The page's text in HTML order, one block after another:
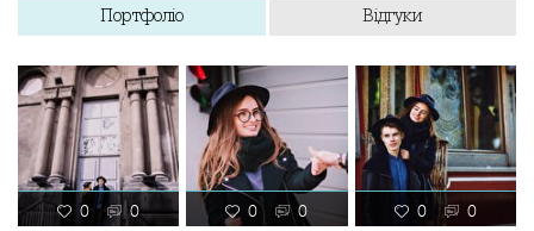
Портфоліо Відгуки
0 0 0 0 0 0